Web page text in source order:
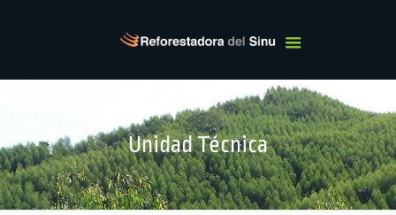
Unidad Técnica